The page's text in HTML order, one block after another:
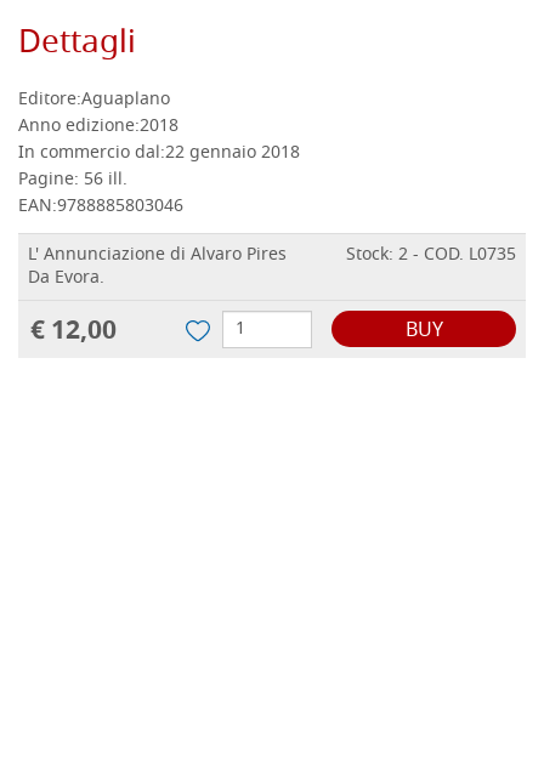
Dettagli
Editore:Aguaplano
Anno edizione:2018
In commercio dal:22 gennaio 2018
Pagine: 56 ill.
EAN:9788885803046
L' Annunciazione di Alvaro Pires
Da Evora.
Stock: 2 - COD. L0735
€ 12,00 BUY